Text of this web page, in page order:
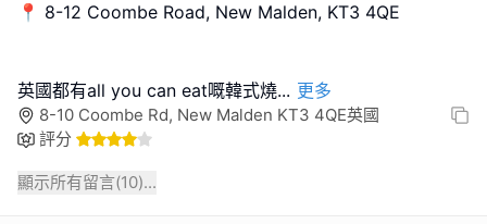
📍 8-12 Coombe Road, New Malden, KT3 4QE
英國都有all you can eat嘅韓式燒... 更多
8-10 Coombe Rd, New Malden KT3 4QE英國
評分
顯示所有留言(10)...